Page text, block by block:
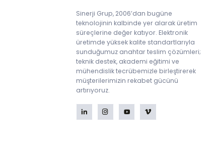
Krem Lehim Karıştırıcılar
Krem Lehim Saklama
Sinerji Grup, 2006’dan bugüne
teknolojinin kalbinde yer alarak üretim
süreçlerine değer katıyor. Elektronik
üretimde yüksek kalite standartlarıyla
sunduğumuz anahtar teslim çözümleri;
teknik destek, akademi eğitimi ve
mühendislik tecrübemizle birleştirerek
müşterilerimizin rekabet gücünü
artırıyoruz.